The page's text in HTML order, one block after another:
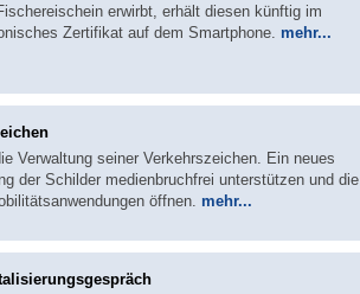
erwirbt, erhält diesen künftig im
Zertifikat auf dem Smartphone. mehr...
Verwaltung seiner Verkehrszeichen. Ein neues
der Schilder medienbruchfrei unterstützen und die
öffnen. mehr...